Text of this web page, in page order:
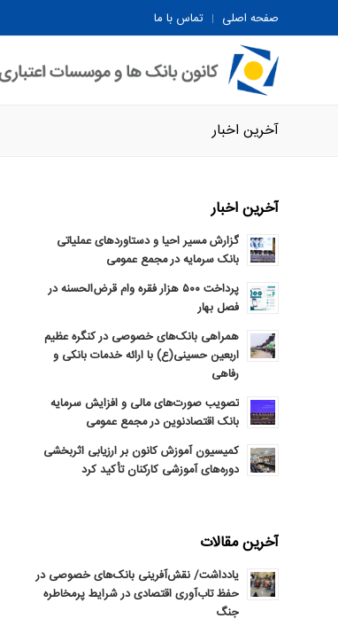
صفحه اصلی تماس با ما
آخرین اخبار
آخرین اخبار
گزارش مسیر احیا و دستاوردهای عملیاتی
بانک سرمایه در مجمع عمومی
پرداخت ۵۰۰ هزار فقره وام قرض‌الحسنه در
فصل بهار
همراهی بانک‌های خصوصی در کنگره عظیم
اربعین حسینی(ع) با ارائه خدمات بانکی و
رفاهی
تصویب صورت‌های مالی و افزایش سرمایه
بانک اقتصادنوین در مجمع عمومی
کمیسیون آموزش کانون بر ارزیابی اثربخشی
دوره‌های آموزشی کارکنان تأکید کرد
آخرین مقالات
یادداشت/ نقش‌آفرینی بانک‌های خصوصی در
حفظ تاب‌آوری اقتصادی در شرایط پرمخاطره
جنگ